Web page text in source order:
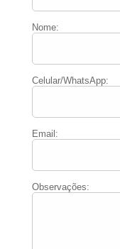
Nome:
Celular/WhatsApp:
Email:
Observações: